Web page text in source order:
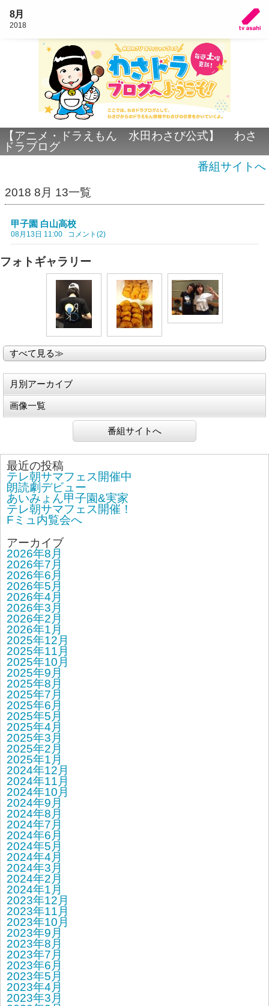
8月
2018
【アニメ・ドラえもん 水田わさび公式】 わさ
ドラブログ
番組サイトへ
2018 8月 13一覧
甲子園 白山高校
08月13日 11:00 コメント(2)
フォトギャラリー
すべて見る≫
月別アーカイブ
画像一覧
番組サイトへ
最近の投稿
テレ朝サマフェス開催中
朗読劇デビュー
あいみょん甲子園&実家
テレ朝サマフェス開催！
Fミュ内覧会へ
アーカイブ
2026年8月
2026年7月
2026年6月
2026年5月
2026年4月
2026年3月
2026年2月
2026年1月
2025年12月
2025年11月
2025年10月
2025年9月
2025年8月
2025年7月
2025年6月
2025年5月
2025年4月
2025年3月
2025年2月
2025年1月
2024年12月
2024年11月
2024年10月
2024年9月
2024年8月
2024年7月
2024年6月
2024年5月
2024年4月
2024年3月
2024年2月
2024年1月
2023年12月
2023年11月
2023年10月
2023年9月
2023年8月
2023年7月
2023年6月
2023年5月
2023年4月
2023年3月